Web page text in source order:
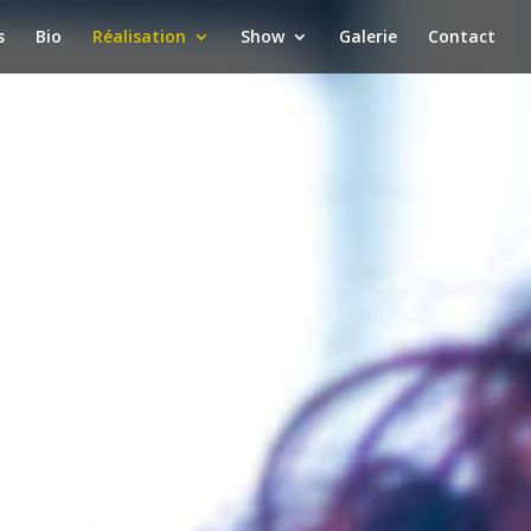
Bio Réalisation Show Galerie Contact